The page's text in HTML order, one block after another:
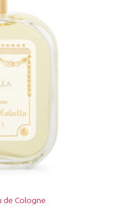
de Cologne